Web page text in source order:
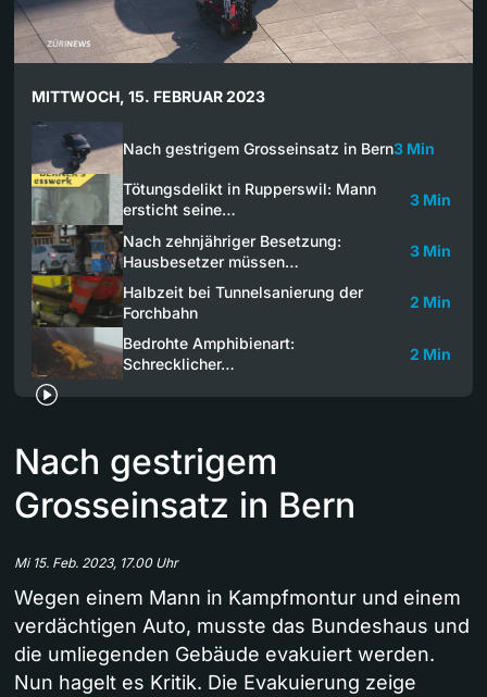
MITTWOCH, 15. FEBRUAR 2023
Nach gestrigem Grosseinsatz in Bern3 Min
Tötungsdelikt in Rupperswil: Mann
ersticht seine…
3 Min
Nach zehnjähriger Besetzung:
Hausbesetzer müssen…
3 Min
Halbzeit bei Tunnelsanierung der
Forchbahn
2 Min
Bedrohte Amphibienart:
Schrecklicher…
2 Min
Nach gestrigem
Grosseinsatz in Bern
Mi 15. Feb. 2023, 17.00 Uhr
Wegen einem Mann in Kampfmontur und einem
verdächtigen Auto, musste das Bundeshaus und
die umliegenden Gebäude evakuiert werden.
Nun hagelt es Kritik. Die Evakuierung zeige